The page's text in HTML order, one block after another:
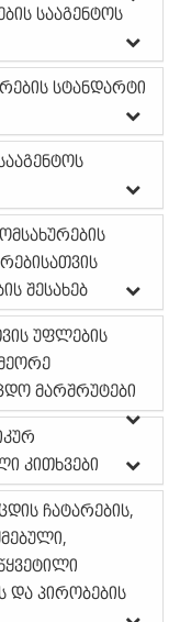
სააგენტოს
სტანდარტი
შესახებ
უფლების
მარშრუტები
კითხვები
ჩატარების,
და პირობების